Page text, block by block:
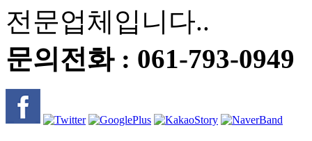
전문업체입니다..
문의전화 : 061-793-0949